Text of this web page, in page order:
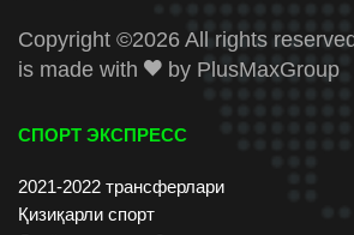
Copyright ©2026 All rights
is made with
by PlusMaxGroup
СПОРТ ЭКСПРЕСС
2021-2022 трансферлари
Қизиқарли спорт